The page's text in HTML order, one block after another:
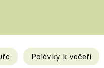
Polévky k večeři